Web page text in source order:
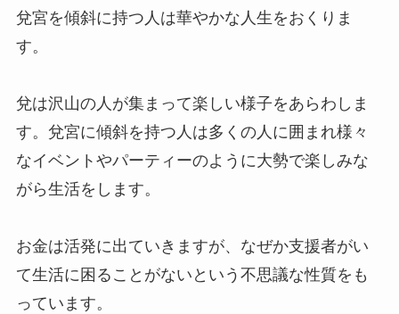
兌宮を傾斜に持つ人は華やかな人生をおくりま
す。
兌は沢山の人が集まって楽しい様子をあらわしま
す。兌宮に傾斜を持つ人は多くの人に囲まれ様々
なイベントやパーティーのように大勢で楽しみな
がら生活をします。
お金は活発に出ていきますが、なぜか支援者がい
て生活に困ることがないという不思議な性質をも
っています。